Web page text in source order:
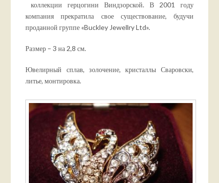
коллекции герцогини Виндзорской. В 2001 году
компания прекратила свое существование, будучи
проданной группе «Buckley Jewellry Ltd».
Размер – 3 на 2,8 см.
Ювелирный сплав, золочение, кристаллы Сваровски,
литье, монтировка.